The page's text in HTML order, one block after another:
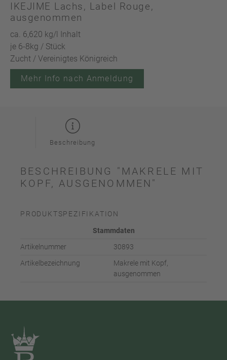
IKEJIME Lachs, Label Rouge,
ausgenommen
ca. 6,620 kg/l Inhalt
je 6-8kg / Stück
Zucht / Vereinigtes Königreich
Mehr Info nach Anmeldung
Beschreibung
BESCHREIBUNG "MAKRELE MIT
KOPF, AUSGENOMMEN"
PRODUKTSPEZIFIKATION
Stammdaten
Artikelnummer
30893
Artikelbezeichnung
Makrele mit Kopf,
ausgenommen